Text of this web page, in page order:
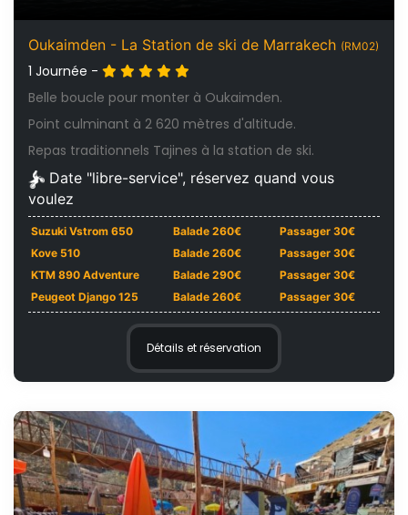
Oukaimden - La Station de ski de Marrakech (RM02)
1 Journée -
Belle boucle pour monter à Oukaimden.
Point culminant à 2 620 mètres d'altitude.
Repas traditionnels Tajines à la station de ski.
Date "libre-service", réservez quand vous
voulez
Suzuki Vstrom 650 Balade 260€
Passager 30€
Kove 510
Balade 260€
Passager 30€
KTM 890 Adventure
Balade 290€
Passager 30€
Peugeot Django 125
Balade 260€ Passager 30€
Détails et réservation